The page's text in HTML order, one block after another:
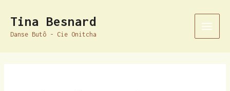
contenu
Tina Besnard
Danse Butô - Cie Onitcha
Main
d’article